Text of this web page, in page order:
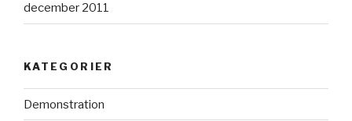
december 2011
KATEGORIER
Demonstration